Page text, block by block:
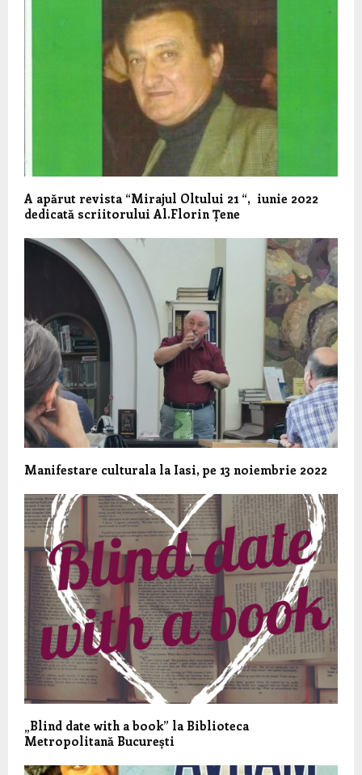
A apărut revista “Mirajul Oltului 21 “, iunie 2022
dedicată scriitorului Al.Florin Țene
Manifestare culturala la Iasi, pe 13 noiembrie 2022
„Blind date with a book” la Biblioteca
Metropolitană București